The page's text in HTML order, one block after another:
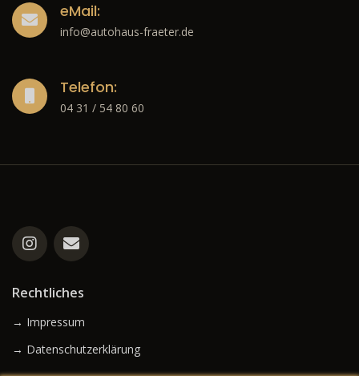
eMail:
info@autohaus-fraeter.de
Telefon:
04 31 / 54 80 60
Rechtliches
→ Impressum
→ Datenschutzerklärung